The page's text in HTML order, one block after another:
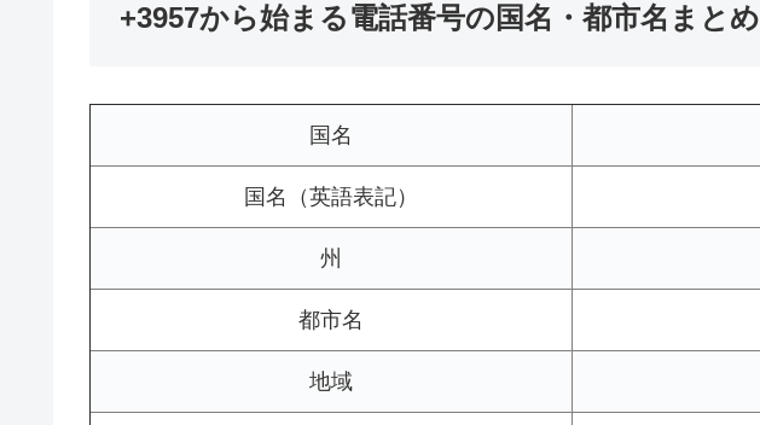
+3957から始まる電話番号の国名・都市名まとめ
国名
国名（英語表記）
州
都市名
地域